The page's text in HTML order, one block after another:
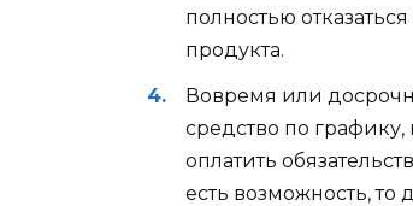
полностью
продукта.
Вовремя или
средство по
оплатить
есть возможность,